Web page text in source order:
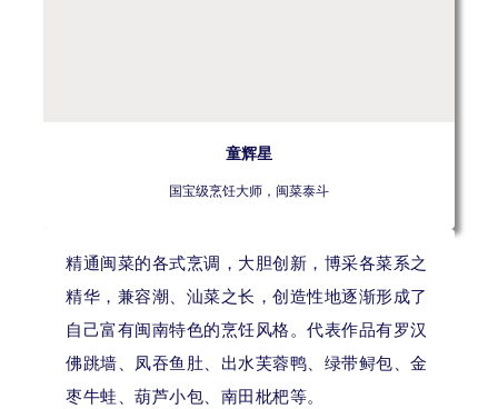
童辉星
国宝级烹饪大师，闽菜泰斗
精通闽菜的各式烹调，大胆创新，博采各菜系之
精华，兼容潮、汕菜之长，创造性地逐渐形成了
自己富有闽南特色的烹饪风格。代表作品有罗汉
佛跳墙、凤吞鱼肚、出水芙蓉鸭、绿带鲟包、金
枣牛蛙、葫芦小包、南田枇杷等。